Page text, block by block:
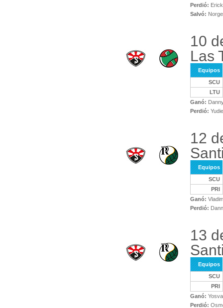
Perdió:
Salvó:
10
Las
Equipos
SCU
LTU
Ganó:
Perdió:
12
Equipos
SCU
PRI
Ganó:
Perdió:
13
Equipos
SCU
PRI
Ganó:
Perdió: